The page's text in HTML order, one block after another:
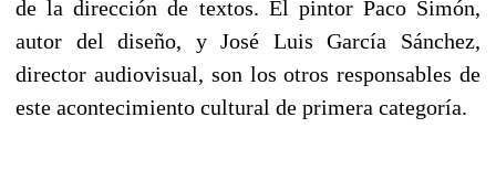
de la dirección de textos. El pintor Paco Simón,
autor del diseño, y José Luis García Sánchez,
director audiovisual, son los otros responsables de
este acontecimiento cultural de primera categoría.